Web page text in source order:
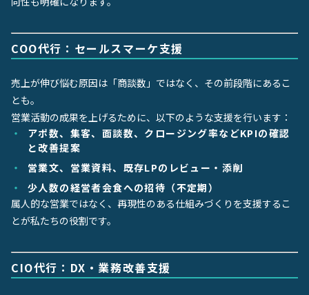
COO代行：セールスマーケ支援
売上が伸び悩む原因は「商談数」ではなく、その前段階にあるこ
とも。
営業活動の成果を上げるために、以下のような支援を行います：
アポ数、集客、面談数、クロージング率などKPIの確認
と改善提案
営業文、営業資料、既存LPのレビュー・添削
少人数の経営者会食への招待（不定期）
属人的な営業ではなく、再現性のある仕組みづくりを支援するこ
とが私たちの役割です。
CIO代行：DX・業務改善支援